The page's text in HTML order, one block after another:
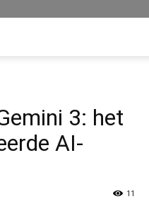
3: het
AI-
11